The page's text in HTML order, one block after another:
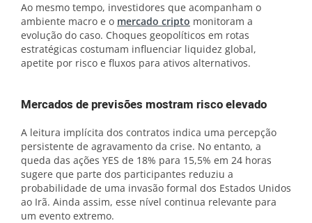
Ao mesmo tempo, investidores que acompanham o
ambiente macro e o mercado cripto monitoram a
evolução do caso. Choques geopolíticos em rotas
estratégicas costumam influenciar liquidez global,
apetite por risco e fluxos para ativos alternativos.
Mercados de previsões mostram risco elevado
A leitura implícita dos contratos indica uma percepção
persistente de agravamento da crise. No entanto, a
queda das ações YES de 18% para 15,5% em 24 horas
sugere que parte dos participantes reduziu a
probabilidade de uma invasão formal dos Estados Unidos
ao Irã. Ainda assim, esse nível continua relevante para
um evento extremo.